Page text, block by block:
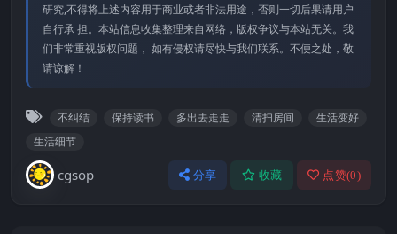
研究,不得将上述内容⽤于商业或者⾮法⽤途，否则⼀切后果请⽤户
⾃⾏承 担。本站信息收集整理来⾃⽹络，版权争议与本站⽆关。我
们⾮常重视版权问题， 如有侵权请尽快与我们联系。不便之处，敬
请谅解！
不纠结 保持读书 多出去走走 清扫房间
生活变好
生活细节
cgsop 分享 收藏 点赞(0)